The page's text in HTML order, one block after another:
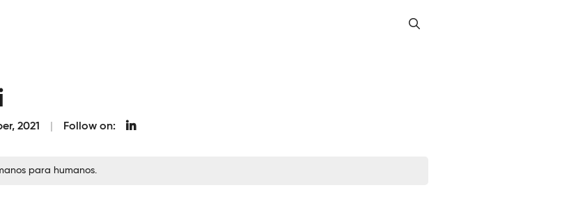
2021 Follow on:
para humanos.